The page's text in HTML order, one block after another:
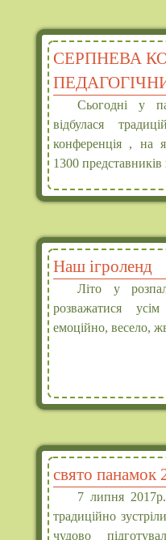
СЕРПНЕВА
Сьогодні у
відбулася
конференція , на
1300
Наш ігроленд
Літо у
розважатися
емоційно, весело,
свято панамок
7 липня
традиційно
чудово